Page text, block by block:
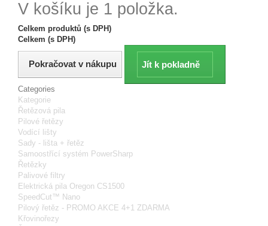
V košíku je 1 položka.
Celkem produktů (s DPH)
Celkem (s DPH)
Pokračovat v nákupu Jít k pokladně
Categories
Kategorie
Řetězová pila
Pilové řetězy
Vodící lišty
Sady - lišta + řetěz
Samoostřící systém PowerSharp
Řetězky
Palivové filtry
Elektrická pila Oregon CS1500
SpeedCut™ Nano
Pilový řetěz - PROMO AKCE 4+1 ZDARMA
Křovinořezy